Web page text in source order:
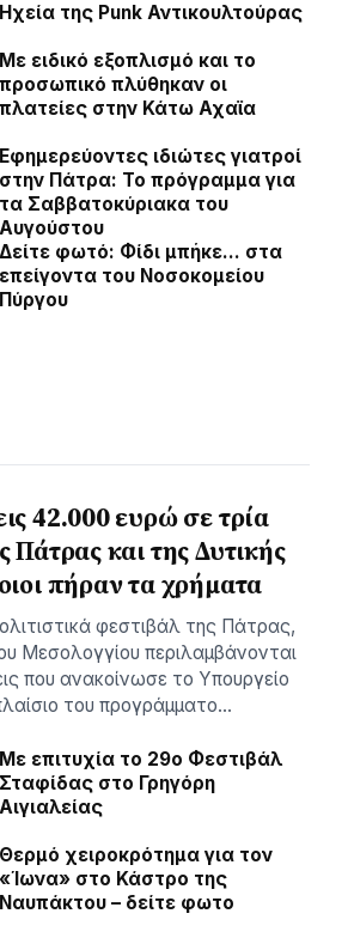
Ηχεία της Punk Αντικουλτούρας
Με ειδικό εξοπλισμό και το
προσωπικό πλύθηκαν οι
πλατείες στην Κάτω Αχαϊα
Εφημερεύοντες ιδιώτες γιατροί
στην Πάτρα: Το πρόγραμμα για
τα Σαββατοκύριακα του
Αυγούστου
Δείτε φωτό: Φίδι μπήκε… στα
επείγοντα του Νοσοκομείου
Πύργου
42.000 ευρώ σε τρία
Πάτρας και της Δυτικής
πήραν τα χρήματα
φεστιβάλ της Πάτρας,
Μεσολογγίου περιλαμβάνονται
που ανακοίνωσε το Υπουργείο
του προγράμματο…
Με επιτυχία το 29ο Φεστιβάλ
Σταφίδας στο Γρηγόρη
Aιγιαλείας
Θερμό χειροκρότημα για τον
«Ίωνα» στο Κάστρο της
Ναυπάκτου – δείτε φωτο